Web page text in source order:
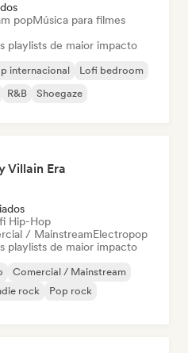
popMúsica para filmes
playlists de maior impacto
internacional
Lofi bedroom
R&B Shoegaze
Villain Era
Hip-Hop
/ MainstreamElectropop
playlists de maior impacto
Comercial / Mainstream
rock
Pop rock